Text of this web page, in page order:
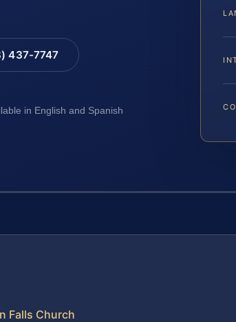
437-7747
in English and Spanish
Falls Church